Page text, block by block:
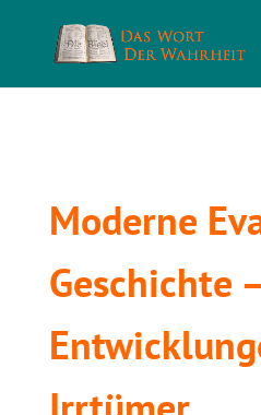
Moderne
Geschichte –